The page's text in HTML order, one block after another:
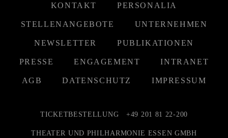
KONTAKT PERSONALIA
STELLENANGEBOTE UNTERNEHMEN
NEWSLETTER PUBLIKATIONEN
PRESSE ENGAGEMENT INTRANET
AGB DATENSCHUTZ IMPRESSUM
TICKETBESTELLUNG +49 201 81 22-200
THEATER UND PHILHARMONIE ESSEN GMBH